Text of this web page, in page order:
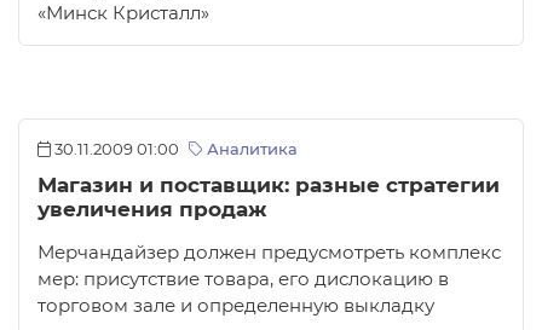
«Минск Кристалл»
30.11.2009 01:00 Аналитика
Магазин и поставщик: разные стратегии
увеличения продаж
Мерчандайзер должен предусмотреть комплекс
мер: присутствие товара, его дислокацию в
торговом зале и определенную выкладку